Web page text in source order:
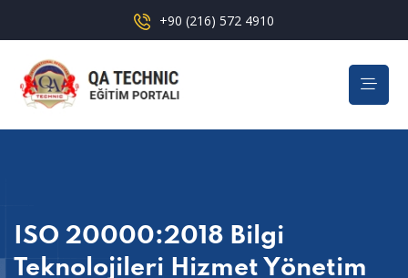
+90 (216) 572 4910
ISO 20000:2018 Bilgi
Teknolojileri Hizmet Yönetim